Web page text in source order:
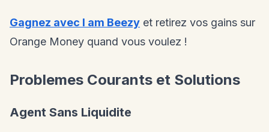
Gagnez avec I am Beezy et retirez vos gains sur
Orange Money quand vous voulez !
Problemes Courants et Solutions
Agent Sans Liquidite